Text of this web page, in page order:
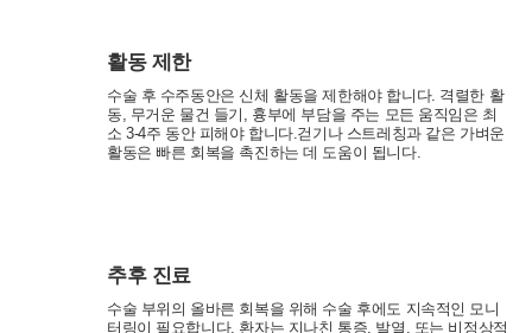
활동 제한
수술 후 수주동안은 신체 활동을 제한해야 합니다. 격렬한 활
동, 무거운 물건 들기, 흉부에 부담을 주는 모든 움직임은 최
소 3-4주 동안 피해야 합니다.걷기나 스트레칭과 같은 가벼운
활동은 빠른 회복을 촉진하는 데 도움이 됩니다.
추후 진료
수술 부위의 올바른 회복을 위해 수술 후에도 지속적인 모니
터링이 필요합니다. 환자는 지나친 통증, 발열, 또는 비정상적
■ 개인정보의 수집 및 이용목적
용하지 않으며 이용 목적이 변경될 경우에는 동의를 받아 처리하겠
확인 절차에 이용
- 상담정보: 전화나 문자, 카카오톡을 이용한 고객 진료상담 및 안내
- 기타: 문자 및 SNS를 통한 병원소식, 질병정보 등의 안내, 설문조사,